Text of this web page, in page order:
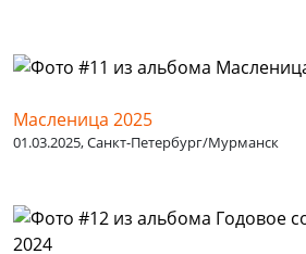
Масленица 2025
01.03.2025, Санкт-Петербург/Мурманск